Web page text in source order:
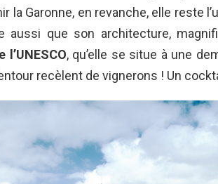
la Garonne, en revanche, elle reste
aussi que son architecture,
, qu’elle se situe à une
recèlent de vignerons ! Un